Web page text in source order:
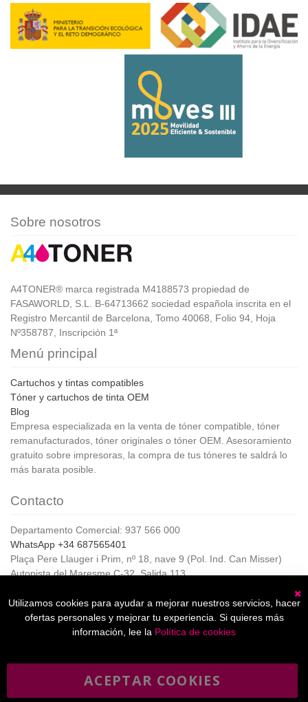
Sobre nosotros
A4TONER® marca registrada M4188573 propiedad de
FASAWORLD, S.L. B-64713662 sociedad española inscrita en el
Registro Mercantil de Barcelona, Tomo 40068, Folio 94, Hoja
Nº358787, Inscripción 1ª
Menú principal
Cartuchos y tintas compatibles
Tóner y cartuchos de tinta OEM
Blog
Empresa especializada en la venta de tóner compatible, tóner
remanufacturados, tóner originales o tóner OEM. Asesoramiento
gratuito sobre impresoras, la compra de tus tóneres te saldrá lo
más barata posible.
Contacto
Departamento Comercial: 937 566 000
WhatsApp +34 687565401
Plaça Pere Llauger i Prim, nº 18, nave 9 (Pol. Ind. Can Misser)
Autopista del Maresme C-32, Salida 113
Horario de Atención al cliente:
De lunes a jueves de 8:00 a 17:00,
Viernes de 8:00 a 15:00
Utilizamos cookies para ayudar a mejorar nuestros servicios, hacer
ofertas personales y mejorar tu experiencia. Si quieres más
información, lee la Política de cookies
ACEPTAR COOKIES